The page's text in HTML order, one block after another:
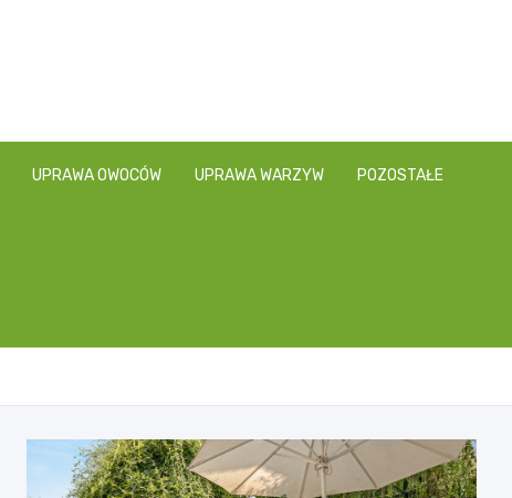
UPRAWA OWOCÓW UPRAWA WARZYW POZOSTAŁE